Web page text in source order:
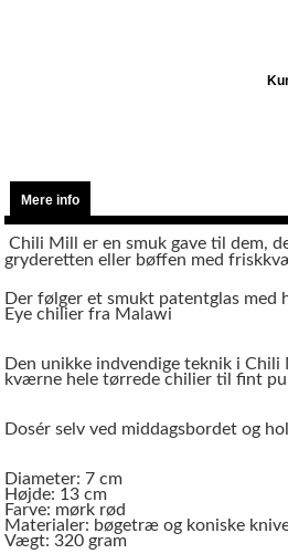
Mere info
Chili Mill er en smuk gave til dem,
gryderetten eller bøffen med
Der følger et smukt patentglas med
Eye chilier fra Malawi
Den unikke indvendige teknik i
kværne hele tørrede chilier til fint
Dosér selv ved middagsbordet og
Diameter: 7 cm
Højde: 13 cm
Farve: mørk rød
Materialer: bøgetræ og koniske
Vægt: 320 gram